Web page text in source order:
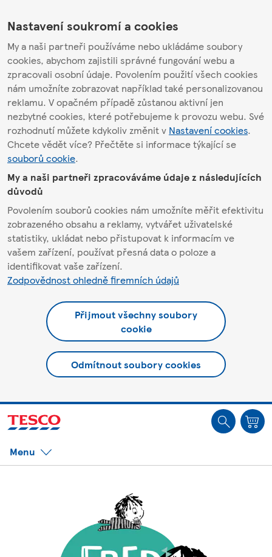
Nastavení soukromí a cookies
My a naši partneři používáme nebo ukládáme soubory
cookies, abychom zajistili správné fungování webu a
zpracovali osobní údaje. Povolením použití všech cookies
nám umožníte zobrazovat například také personalizovanou
reklamu. V opačném případě zůstanou aktivní jen
nezbytné cookies, které potřebujeme k provozu webu. Své
rozhodnutí můžete kdykoliv změnit v Nastavení cookies.
Chcete vědět více? Přečtěte si informace týkající se
souborů cookie.
My a naši partneři zpracováváme údaje z následujících
důvodů
Povolením souborů cookies nám umožníte měřit efektivitu
zobrazeného obsahu a reklamy, vytvářet uživatelské
statistiky, ukládat nebo přistupovat k informacím ve
vašem zařízení, používat přesná data o poloze a
identifikovat vaše zařízení.
Zodpovědnost ohledně firemních údajů
Přijmout všechny soubory
cookie
Odmítnout soubory cookies
Jste offline. Některé funkce mohou být nedostupné.
Menu